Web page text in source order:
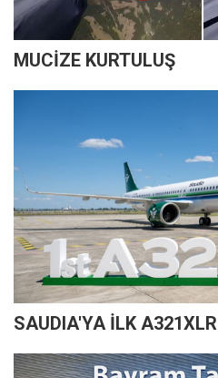
MUCİZE KURTULUŞ
SAUDIA'YA İLK A321XLR